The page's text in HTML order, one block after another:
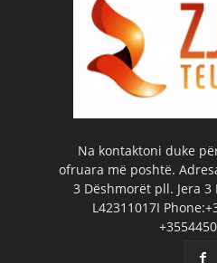
Na kontaktoni duke
ofruara më poshtë.
3 Dëshmorët pll. Jera 3
L42311017I